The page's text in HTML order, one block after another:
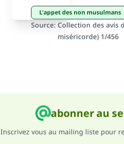
L’appet des non musulmans
Source: Collection des avis
miséricorde) 1/456
abonner au
Inscrivez vous au mailing liste pour